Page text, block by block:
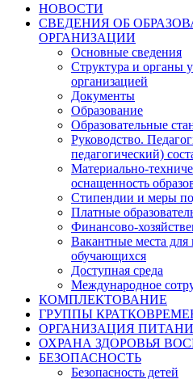
НОВОСТИ
СВЕДЕНИЯ ОБ
ОРГАНИЗАЦИИ
Основные сведения
Структура и органы
организацией
Документы
Образование
Образовательные
Руководство.
педагогический)
Материально-
оснащенность
Стипендии и меры
Платные
Финансово-
Вакантные места для
обучающихся
Доступная среда
Международное
КОМПЛЕКТОВАНИЕ
ГРУППЫ
ОРГАНИЗАЦИЯ
ОХРАНА ЗДОРОВЬЯ
БЕЗОПАСНОСТЬ
Безопасность детей